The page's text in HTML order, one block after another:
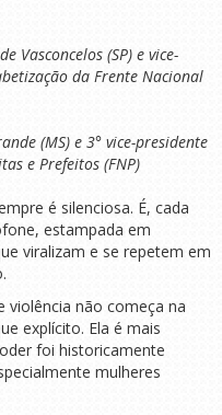
Vasconcelos (SP) e vice-
da Frente Nacional
(MS) e 3° vice-presidente
e Prefeitos (FNP)
é silenciosa. É, cada
estampada em
viralizam e se repetem em
violência não começa na
explícito. Ela é mais
foi historicamente
mulheres